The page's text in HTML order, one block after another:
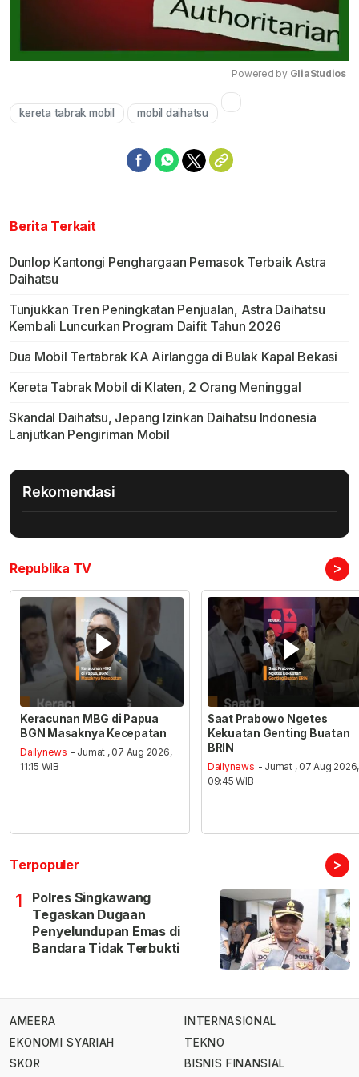
Powered by GliaStudios
kereta tabrak mobil mobil daihatsu
Berita Terkait
Dunlop Kantongi Penghargaan Pemasok Terbaik Astra
Daihatsu
Tunjukkan Tren Peningkatan Penjualan, Astra Daihatsu
Kembali Luncurkan Program Daifit Tahun 2026
Dua Mobil Tertabrak KA Airlangga di Bulak Kapal Bekasi
Kereta Tabrak Mobil di Klaten, 2 Orang Meninggal
Skandal Daihatsu, Jepang Izinkan Daihatsu Indonesia
Lanjutkan Pengiriman Mobil
Rekomendasi
Republika TV >
Keracunan MBG di Papua
BGN Masaknya Kecepatan
Dailynews - Jumat , 07 Aug 2026,
11:15 WIB
Saat Prabowo Ngetes
Kekuatan Genting Buatan
BRIN
Dailynews - Jumat , 07 Aug 2026,
09:45 WIB
Terpopuler >
1
Polres Singkawang
Tegaskan Dugaan
Penyelundupan Emas di
Bandara Tidak Terbukti
AMEERA
EKONOMI SYARIAH
SKOR
INTERNASIONAL
TEKNO
BISNIS FINANSIAL